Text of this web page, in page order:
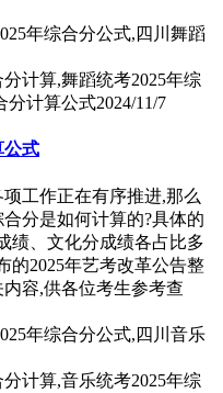
计算,舞蹈统考2025年综
分计算公式2024/11/7
公式
工作正在有序推进,那么
分是如何计算的?具体的
绩、文化分成绩各占比多
的2025年艺考改革公告整
容,供各位考生参考查
计算,音乐统考2025年综